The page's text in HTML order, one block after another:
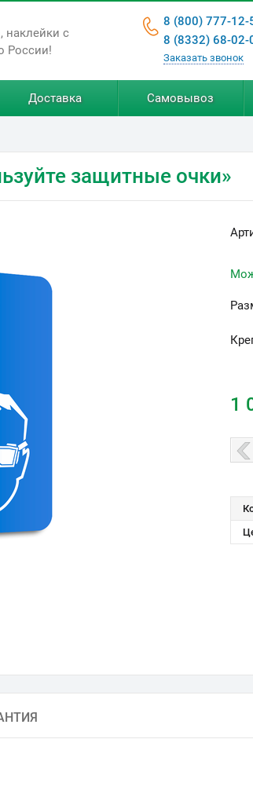
наклейки с
России!
8 (800) 777-12-
8 (8332) 68-02-
Заказать звонок
Доставка Самовывоз
защитные очки»
1